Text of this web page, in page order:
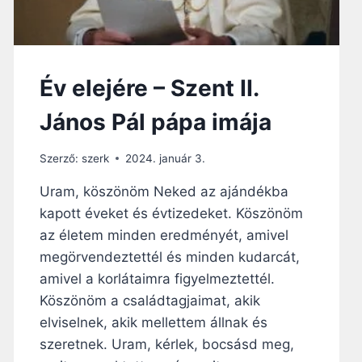
M
A
M
Á
D
Á
H
E
Év elejére – Szent II.
János Pál pápa imája
Szerző: szerk 2024. január 3.
Uram, köszönöm Neked az ajándékba
kapott éveket és évtizedeket. Köszönöm
az életem minden eredményét, amivel
megörvendeztettél és minden kudarcát,
amivel a korlátaimra figyelmeztettél.
Köszönöm a családtagjaimat, akik
elviselnek, akik mellettem állnak és
szeretnek. Uram, kérlek, bocsásd meg,